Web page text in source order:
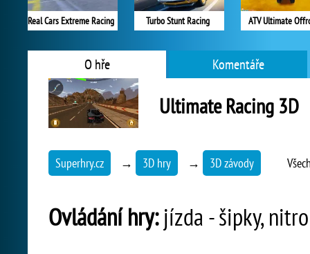
Real Cars Extreme Racing Turbo Stunt Racing ATV Ultimate
O hře Komentáře
Ultimate Racing 3D
Superhry.cz → 3D hry → 3D závody
Ovládání hry:jízda - šipky,